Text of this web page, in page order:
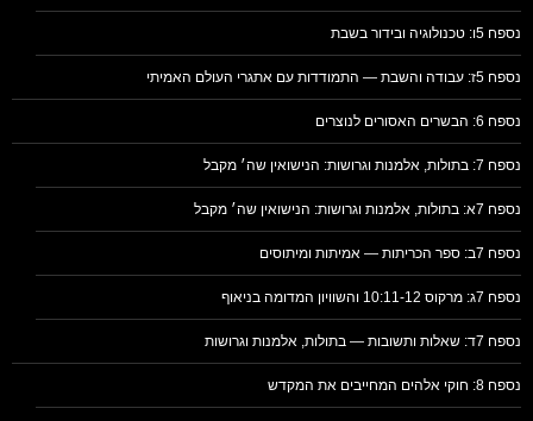
נספח 5ו: טכנולוגיה ובידור בשבת
נספח 5ז: עבודה והשבת — התמודדות עם אתגרי העולם האמיתי
נספח 6: הבשרים האסורים לנוצרים
נספח 7: בתולות, אלמנות וגרושות: הנישואין שה׳ מקבל
נספח 7א: בתולות, אלמנות וגרושות: הנישואין שה׳ מקבל
נספח 7ב: ספר הכריתות — אמיתות ומיתוסים
נספח 7ג: מרקוס 10:11-12 והשוויון המדומה בניאוף
נספח 7ד: שאלות ותשובות — בתולות, אלמנות וגרושות
נספח 8: חוקי אלהים המחייבים את המקדש